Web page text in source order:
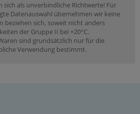
sich als unverbindliche Richtwerte! Für
Datenauswahl übernehmen wir keine
beziehen sich, soweit nicht anders
der Gruppe II bei +20°C.
sind grundsätzlich nur für die
Verwendung bestimmt.